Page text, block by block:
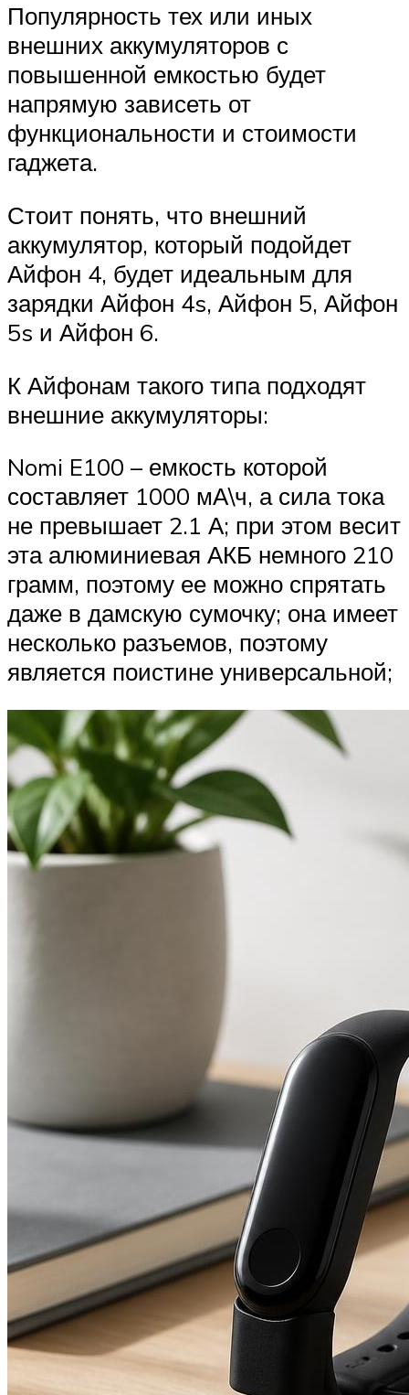
Популярность тех или иных
внешних аккумуляторов с
повышенной емкостью будет
напрямую зависеть от
функциональности и стоимости
гаджета.
Стоит понять, что внешний
аккумулятор, который подойдет
Айфон 4, будет идеальным для
зарядки Айфон 4s, Айфон 5, Айфон
5s и Айфон 6.
К Айфонам такого типа подходят
внешние аккумуляторы:
Nomi E100 – емкость которой
составляет 1000 мА\ч, а сила тока
не превышает 2.1 А; при этом весит
эта алюминиевая АКБ немного 210
грамм, поэтому ее можно спрятать
даже в дамскую сумочку; она имеет
несколько разъемов, поэтому
является поистине универсальной;